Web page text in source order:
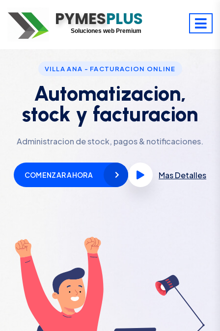
PYMESPLUS
Digitaliza tu éxito
Soluciones web Premium
VILLA ANA - FACTURACION ONLINE
Automatizacion,
stock y facturacion
Administracion de stock, pagos & notificaciones.
COMENZAR AHORA Mas Detalles